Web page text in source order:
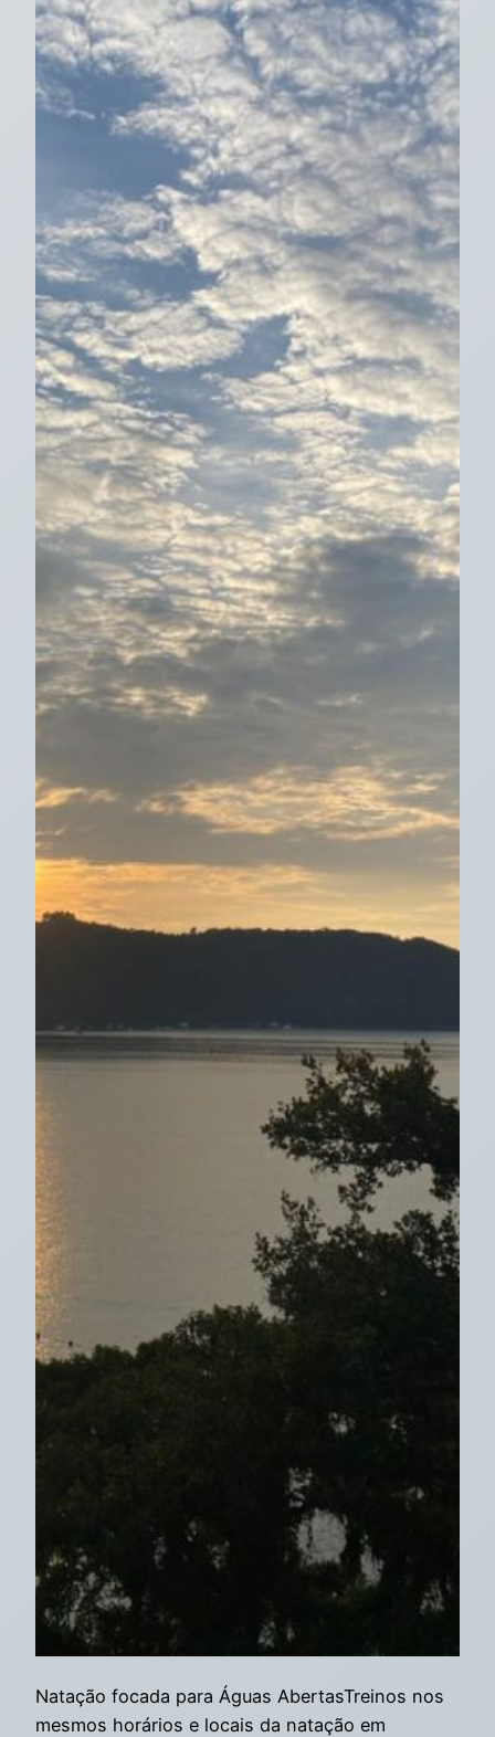
Natação focada para Águas AbertasTreinos nos
mesmos horários e locais da natação em